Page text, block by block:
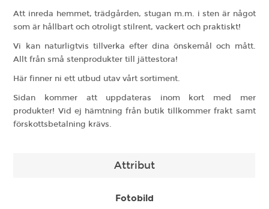
Att inreda hemmet, trädgården, stugan m.m. i sten är något
som är hållbart och otroligt stilrent, vackert och praktiskt!
Vi kan naturligtvis tillverka efter dina önskemål och mått.
Allt från små stenprodukter till jättestora!
Här finner ni ett utbud utav vårt sortiment.
Sidan kommer att uppdateras inom kort med mer
produkter! Vid ej hämtning från butik tillkommer frakt samt
förskottsbetalning krävs.
Attribut
Fotobild